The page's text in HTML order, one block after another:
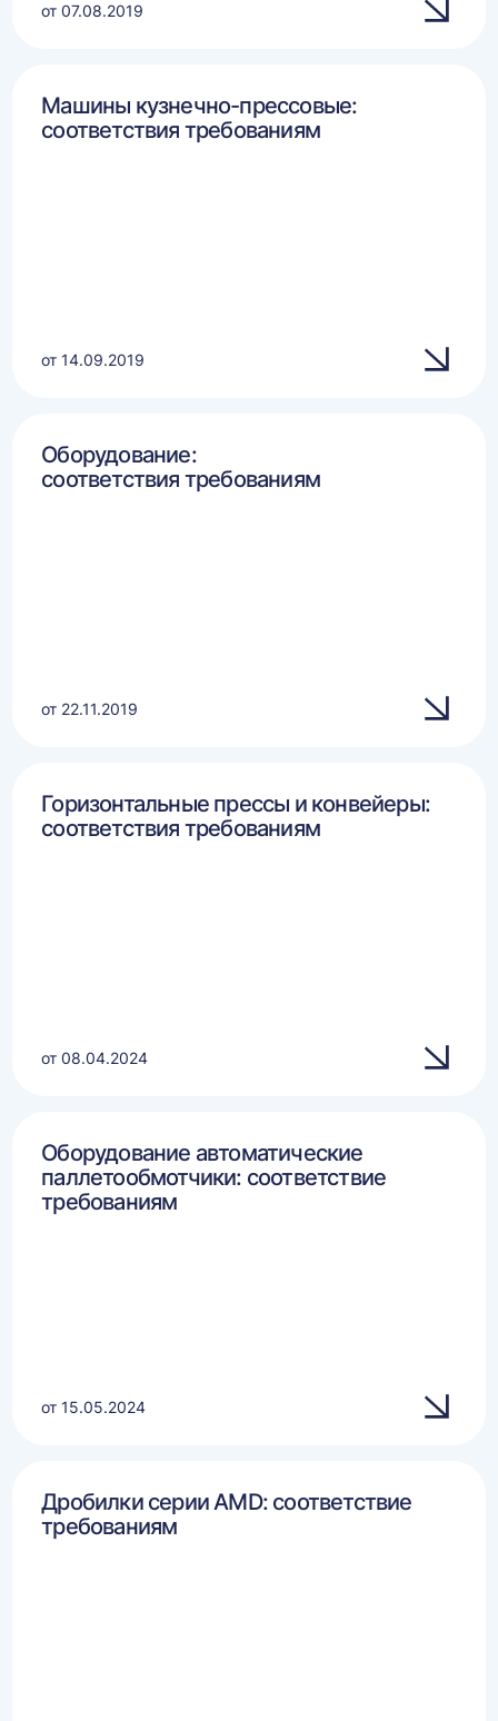
от 07.08.2019
Машины кузнечно-прессовые:
соответствия требованиям
от 14.09.2019
Оборудование:
соответствия требованиям
от 22.11.2019
Горизонтальные прессы и конвейеры:
соответствия требованиям
от 08.04.2024
Оборудование автоматические
паллетообмотчики: соответствие
требованиям
от 15.05.2024
Дробилки серии AMD: соответствие
требованиям